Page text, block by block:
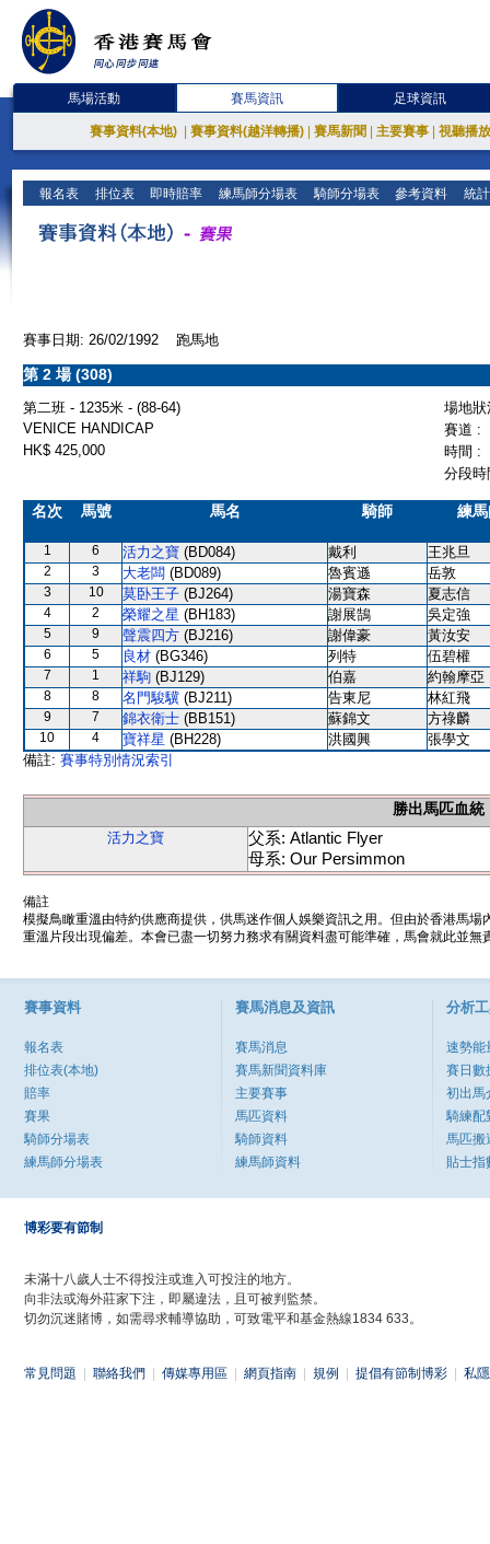
馬場活動 賽馬資訊 足球資訊
賽事資料(本地) 賽事資料(越洋轉播) 賽馬新聞 主要賽事 視聽播
報名表 排位表 即時賠率 練馬師分場表 騎師分場表 參考資料 統
賽事日期: 26/02/1992 跑馬地
第 2 場 (308)
第二班 - 1235米 - (88-64)
場地
VENICE HANDICAP
賽道 :
HK$ 425,000
時間 :
分段
名次 馬號 馬名 騎師 練
1 6 活力之寶 (BD084) 戴利 王兆旦
2 3 大老闆 (BD089) 魯賓遜 岳敦
3 10 莫卧王子 (BJ264) 湯寶森 夏志信
4 2 榮耀之星 (BH183) 謝展鵠 吳定強
5 9 聲震四方 (BJ216) 謝偉豪 黃汝安
6 5 良材 (BG346) 列特 伍碧權
7 1 祥駒 (BJ129) 伯嘉 約翰摩亞
8 8 名門駿驥 (BJ211) 告東尼 林紅飛
9 7 錦衣衛士 (BB151) 蘇錦文 方祿麟
10 4 寶祥星 (BH228) 洪國興
張學文
備註: 賽事特別情況索引
勝出馬匹血統
活力之寶
父系: Atlantic Flyer
母系: Our Persimmon
備註
模擬鳥瞰重溫由特約供應商提供，供馬迷作個人娛樂資訊之用。但由於香港馬
重溫片段出現偏差。本會已盡一切努力務求有關資料盡可能準確，馬會就此並
賽事資料
報名表
排位表(本地)
賠率
賽果
騎師分場表
練馬師分場表
賽馬消息及資訊
賽馬消息
賽馬新聞資料庫
主要賽事
馬匹資料
騎師資料
練馬師資料
分析
速勢能
賽日數
初出馬
騎練配
馬匹搬
貼士指
博彩要有節制
未滿十八歲人士不得投注或進入可投注的地方。
向非法或海外莊家下注，即屬違法，且可被判監禁。
切勿沉迷賭博，如需尋求輔導協助，可致電平和基金熱線1834 633。
常見問題 聯絡我們 傳媒專用區 網頁指南 規例 提倡有節制博彩 私